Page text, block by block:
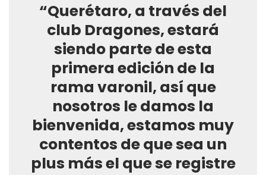
“Querétaro, a través del
club Dragones, estará
siendo parte de esta
primera edición de la
rama varonil, así que
nosotros le damos la
bienvenida, estamos muy
contentos de que sea un
plus más el que se registre